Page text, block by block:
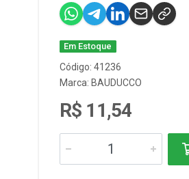
Em Estoque
Código: 41236
Marca: BAUDUCCO
R$ 11,54